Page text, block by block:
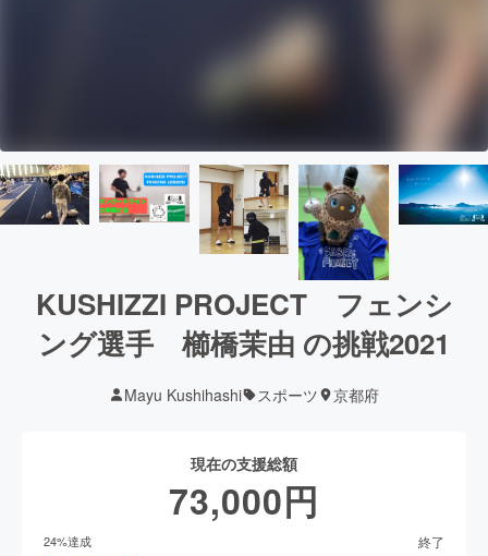
KUSHIZZI PROJECT フェンシ
ング選手 櫛橋茉由 の挑戦2021
Mayu Kushihashi スポーツ 京都府
現在の支援総額
73,000円
24%達成 終了